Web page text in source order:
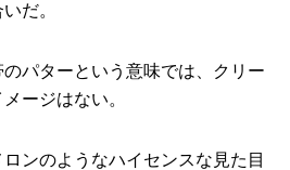
だ。
パターという意味では、クリー
ージはない。
ンのようなハイセンスな見た目